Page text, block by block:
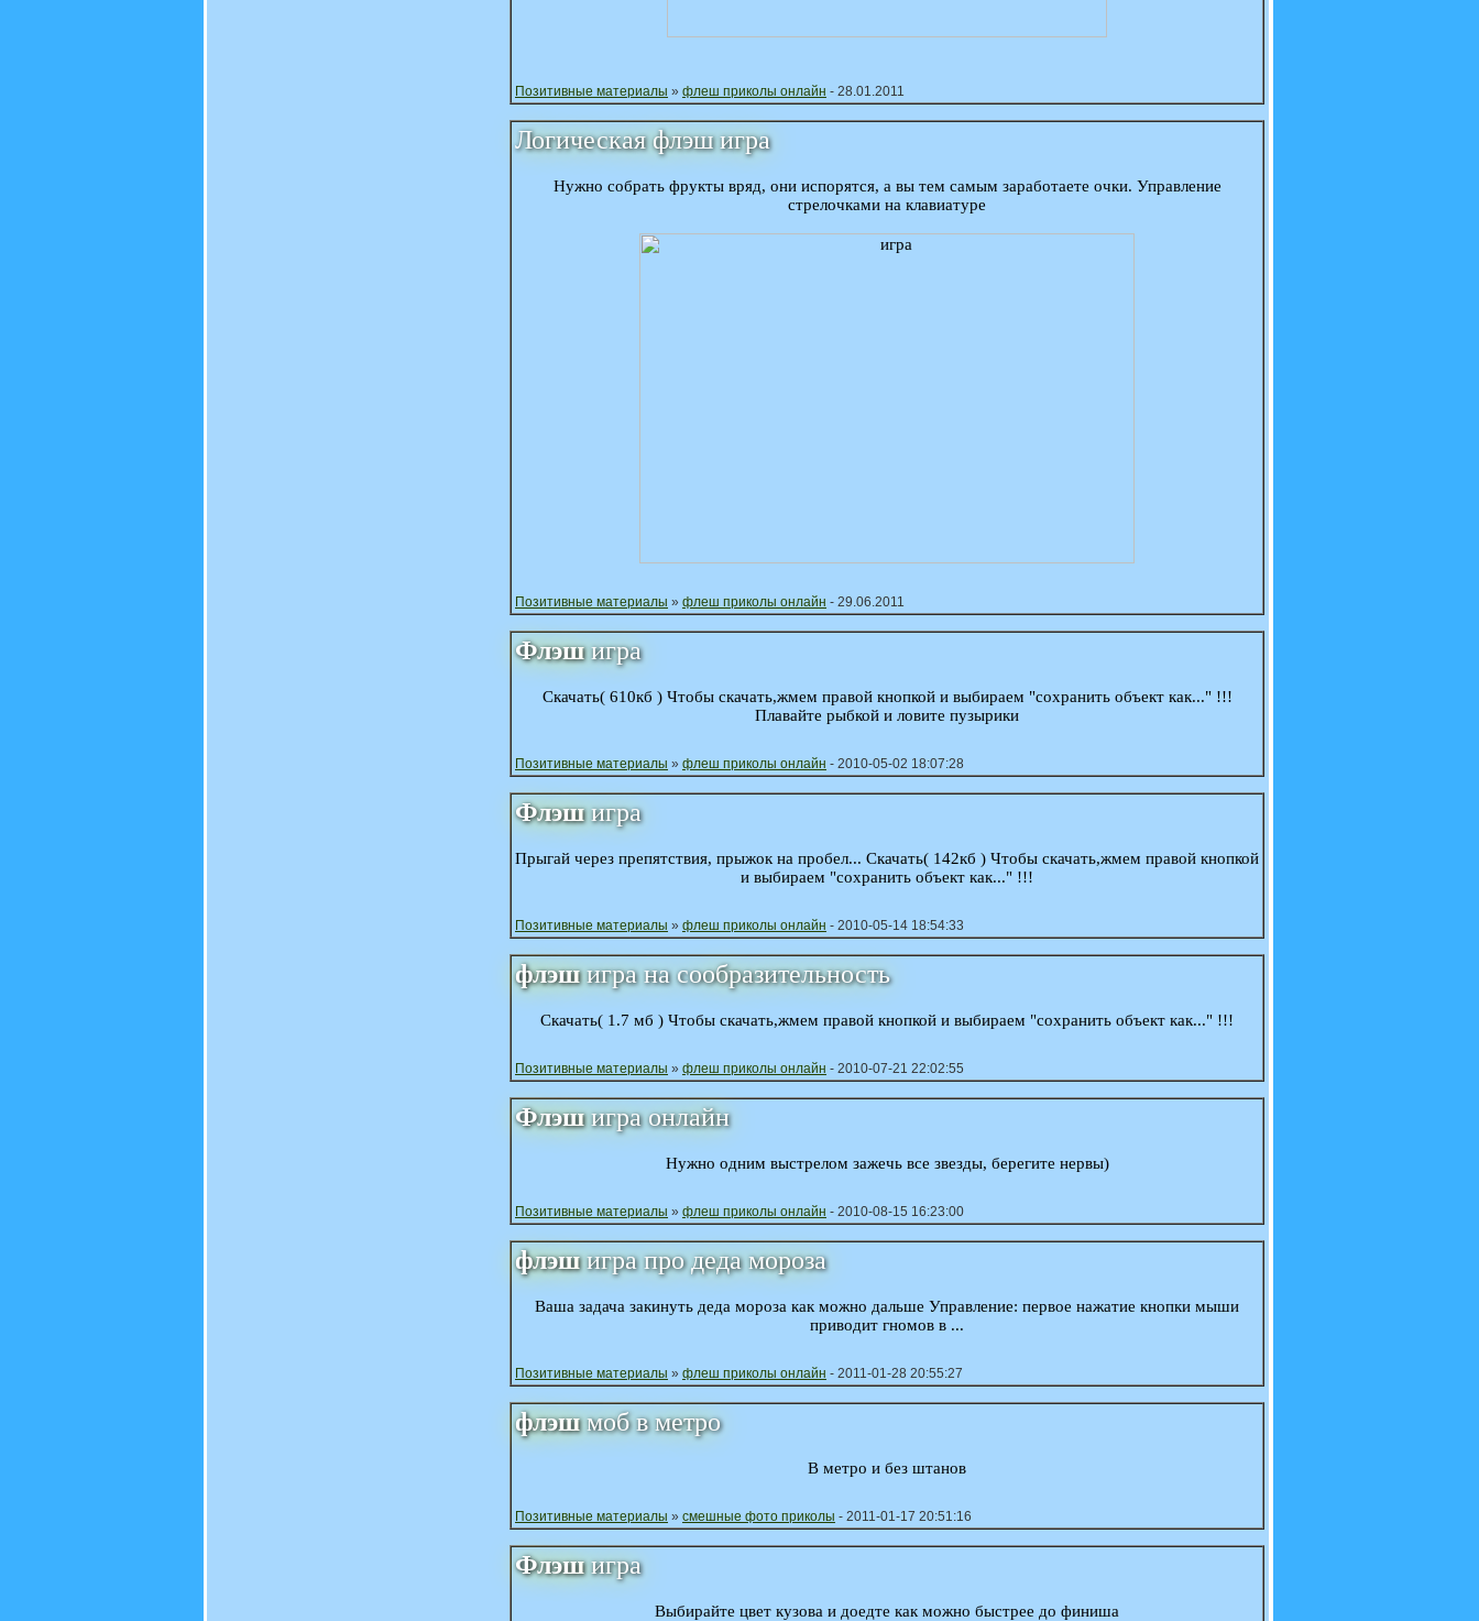
Позитивные материалы » флеш приколы онлайн - 28.01.2011
Логическая флэш игра
Нужно собрать фрукты вряд, они испорятся, а вы тем самым заработаете очки. Управление
стрелочками на клавиатуре
Позитивные материалы » флеш приколы онлайн - 29.06.2011
Флэшигра
Скачать( 610кб ) Чтобы скачать,жмем правой кнопкой и выбираем "сохранить объект как..." !!!
Плавайте рыбкой и ловите пузырики
Позитивные материалы » флеш приколы онлайн - 2010-05-02 18:07:28
Флэшигра
Прыгай через препятствия, прыжок на пробел... Скачать( 142кб ) Чтобы скачать,жмем правой кнопкой
и выбираем "сохранить объект как..." !!!
Позитивные материалы » флеш приколы онлайн - 2010-05-14 18:54:33
флэшигра на сообразительность
Скачать( 1.7 мб ) Чтобы скачать,жмем правой кнопкой и выбираем "сохранить объект как..." !!!
Позитивные материалы » флеш приколы онлайн - 2010-07-21 22:02:55
Флэшигра онлайн
Нужно одним выстрелом зажечь все звезды, берегите нервы)
Позитивные материалы » флеш приколы онлайн - 2010-08-15 16:23:00
флэшигра про деда мороза
Ваша задача закинуть деда мороза как можно дальше Управление: первое нажатие кнопки мыши
приводит гномов в ...
Позитивные материалы » флеш приколы онлайн - 2011-01-28 20:55:27
флэшмоб в метро
В метро и без штанов
Позитивные материалы » смешные фото приколы - 2011-01-17 20:51:16
Флэшигра
Выбирайте цвет кузова и доедте как можно быстрее до финиша